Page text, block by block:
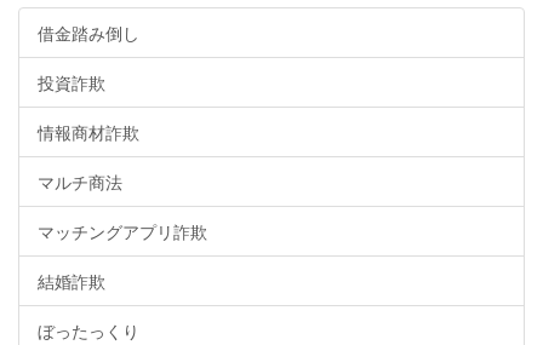
借金踏み倒し
投資詐欺
情報商材詐欺
マルチ商法
マッチングアプリ詐欺
結婚詐欺
ぼったっくり